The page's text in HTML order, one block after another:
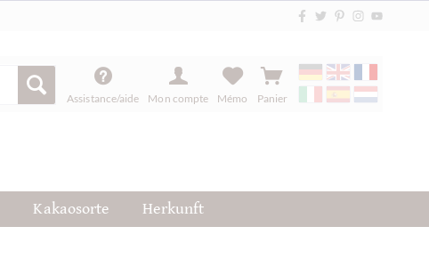
Assistance/aide Mon compte Mémo Panier
Kakaosorte Herkunft